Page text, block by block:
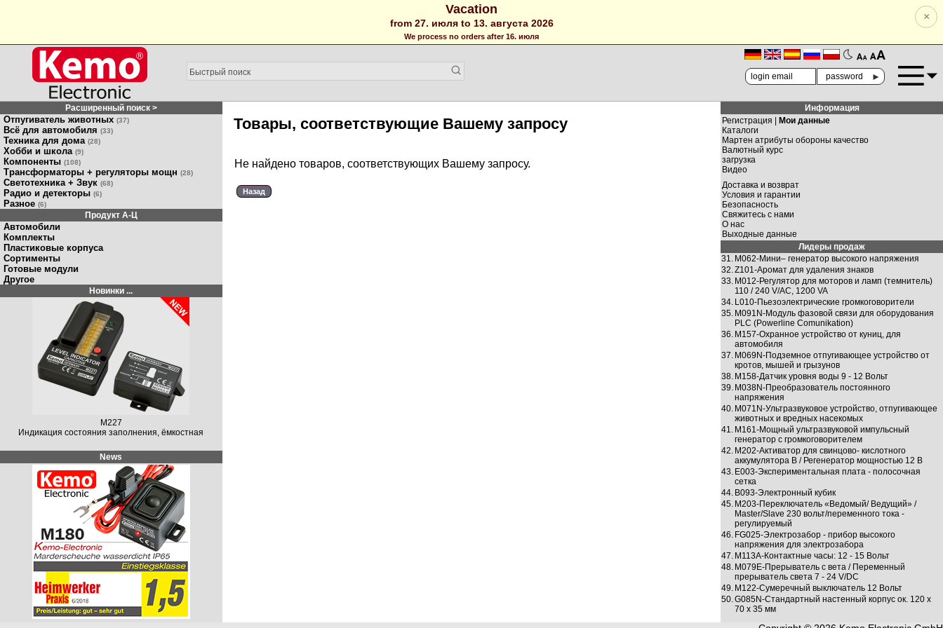
Vacation
from 27. июля to 13. августа 2026
We process no orders after 16. июля
×
🗛 🗚
►
Расширенный поиск >
Отпугиватель животных (37)
Всё для автомобиля (33)
Техника для дома (28)
Хобби и школа (9)
Компоненты (108)
Трансформаторы + регуляторы мощн (28)
Светотехника + Звук (68)
Радио и детекторы (6)
Разное (6)
Продукт A-Ц
Автомобили
Комплекты
Пластиковые корпуса
Сортименты
Готовые модули
Другое
Новинки ...
M227
Индикация состояния заполнения, ёмкостная
News
Товары, соответствующие Вашему запросу
Не найдено товаров, соответствующих Вашему запросу.
Назад
Информация
Регистрация |
Мои данные
Каталоги
Мартен атрибуты обороны качество
Валютный курс
загрузка
Видео
Доставка и возврат
Условия и гарантии
Безопасность
Свяжитесь с нами
О нас
Выходные данные
Лидеры продаж
31. M062-Мини– гeнeрaтор высокого нaпряжeния
32.Z101-Аромат для удаления знаков
33. M012-Регулятор для моторов и ламп (темнитель)
110 / 240 V/AC, 1200 VA
34. L010-Пьезоэлектрические громкоговорители
35. M091N-Модуль фaзовой связи для оборудования
PLC (Powerline Comunikation)
36. M157-Охранное устройство от куниц, для
автомобиля
37. M069N-Подземное отпугивающее устройство от
кротов, мышей и грызунов
38. M158-Датчик уровня воды 9 - 12 Вольт
39. M038N-Преобразователь постоянного
напряжения
40. M071N-Ультрaзвуковоe устройство, отпугивающее
животных и врeдных нaсeкомых
41. M161-Мощный ультрaзвуковой импульсный
гeнeрaтор с громкоговоритeлeм
42. M202-Активатор для свинцово- кислотного
аккумулятора B / Регенератор мощностью 12 В
43. E003-Экспериментальная плата - полосочная
сетка
44. B093-Электронный кубик
45. M203-Переключатель «Ведомый/ Ведущий» /
Master/Slave 230 вольт/переменного тока -
регулируемый
46. FG025-Элeктрозaбор - прибор высокого
нaпряжeния для элeктрозaборa
47. M113A-Контактные часы: 12 - 15 Вольт
48. M079E-Прерыватель c вета / Пeрeмeнный
прерыватель света 7 - 24 V/DC
49. M122-Сумeрeчный выключaтeль 12 Вольт
50.G085N-Стандартный настенный корпус ок. 120 х
70 х 35 мм